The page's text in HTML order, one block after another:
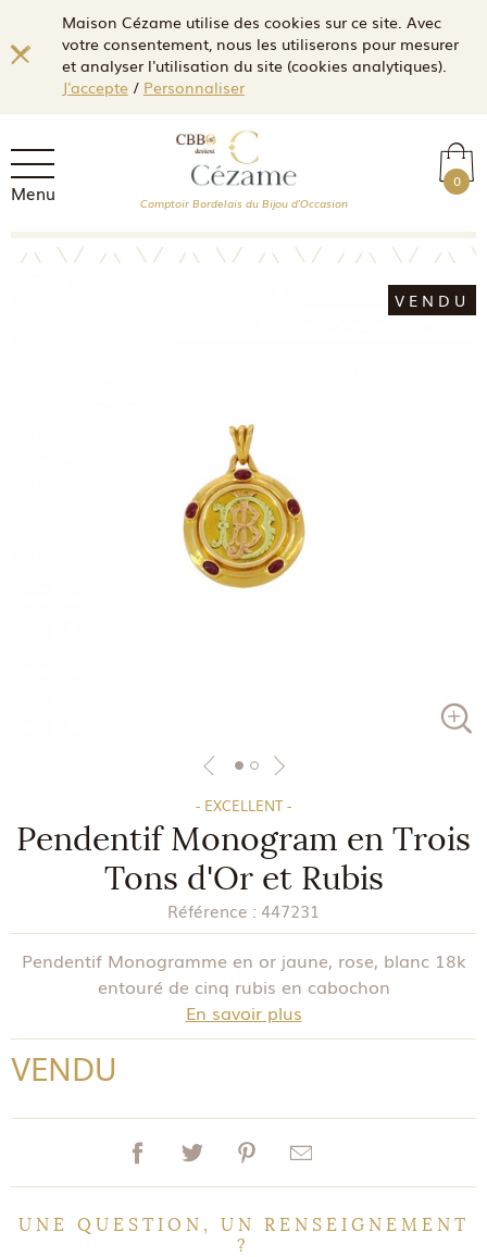
Maison Cézame utilise des cookies sur ce site. Avec
votre consentement, nous les utiliserons pour mesurer
et analyser l'utilisation du site (cookies analytiques).
J'accepte/ Personnaliser
Menu 0
Comptoir Bordelais du Bijou d'Occasion
VENDU
- EXCELLENT -
Pendentif Monogram en Trois
Tons d'Or et Rubis
Référence : 447231
Pendentif Monogramme en or jaune, rose, blanc 18k
entouré de cinq rubis en cabochon
En savoir plus
VENDU
UNE QUESTION, UN RENSEIGNEMENT
?